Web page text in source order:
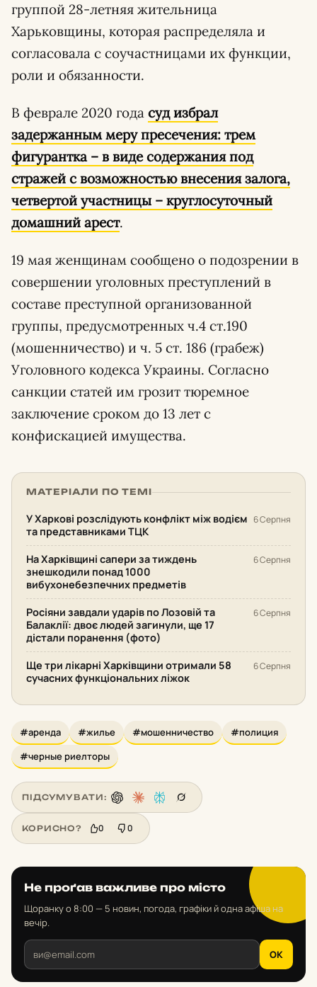
группой 28-летняя жительница
Харьковщины, которая распределяла и
согласовала с соучастницами их функции,
роли и обязанности.
В феврале 2020 года суд избрал
задержанным меру пресечения: трем
фигурантка – в виде содержания под
стражей с возможностью внесения залога,
четвертой участницы – круглосуточный
домашний арест.
19 мая женщинам сообщено о подозрении в
совершении уголовных преступлений в
составе преступной организованной
группы, предусмотренных ч.4 ст.190
(мошенничество) и ч. 5 ст. 186 (грабеж)
Уголовного кодекса Украины. Согласно
санкции статей им грозит тюремное
заключение сроком до 13 лет с
конфискацией имущества.
МАТЕРІАЛИ ПО ТЕМІ
У Харкові розслідують конфлікт між водієм
та представниками ТЦК
6 Серпня
На Харківщині сапери за тиждень
знешкодили понад 1000
вибухонебезпечних предметів
6 Серпня
Росіяни завдали ударів по Лозовій та
Балаклії: двоє людей загинули, ще 17
дістали поранення (фото)
6 Серпня
Ще три лікарні Харківщини отримали 58
сучасних функціональних ліжок
6 Серпня
#аренда #жилье #мошенничество
#полиция
#черные риелторы
ПІДСУМУВАТИ:
КОРИСНО? 0 0
Не проґав важливе про місто
Щоранку о 8:00 — 5 новин, погода, графіки й одна афіша на
вечір.
OK